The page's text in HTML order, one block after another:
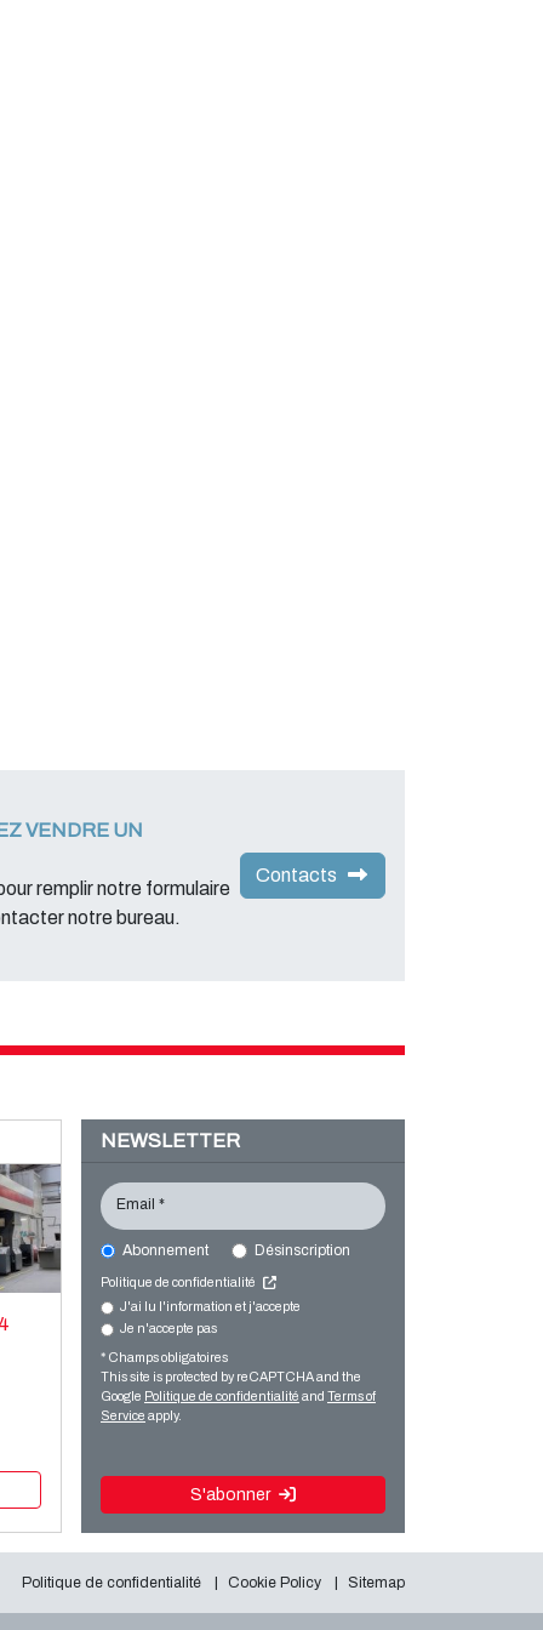
VENDRE UN
remplir notre formulaire
notre bureau.
Contacts
NEWSLETTER
Email *
Abonnement Désinscription
Politique de confidentialité
J'ai lu l'information et j'accepte
Je n'accepte pas
* Champs obligatoires
This site is protected by reCAPTCHA and the
Google Politique de confidentialité and Terms of
Service apply.
S'abonner
Politique de confidentialité Cookie Policy Sitemap